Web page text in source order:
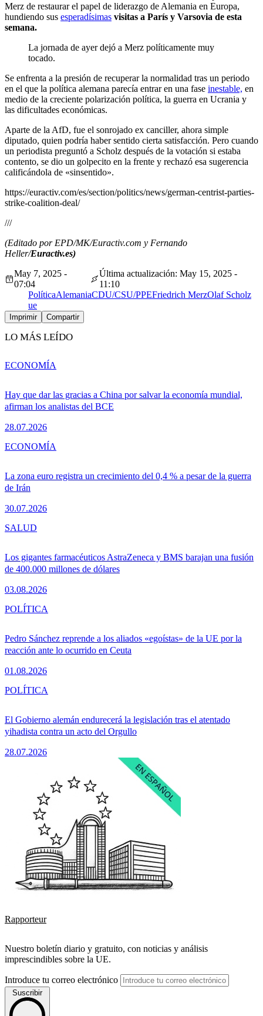
Merz de restaurar el papel de liderazgo de Alemania en Europa,
hundiendo sus esperadísimas visitas a París y Varsovia de esta
semana.
La jornada de ayer dejó a Merz políticamente muy
tocado.
Se enfrenta a la presión de recuperar la normalidad tras un periodo
en el que la política alemana parecía entrar en una fase inestable, en
medio de la creciente polarización política, la guerra en Ucrania y
las dificultades económicas.
Aparte de la AfD, fue el sonrojado ex canciller, ahora simple
diputado, quien podría haber sentido cierta satisfacción. Pero cuando
un periodista preguntó a Scholz después de la votación si estaba
contento, se dio un golpecito en la frente y rechazó esa sugerencia
calificándola de «sinsentido».
https://euractiv.com/es/section/politics/news/german-centrist-parties-
strike-coalition-deal/
///
(Editado por EPD/MK/Euractiv.com y Fernando
Heller/Euractiv.es)
May 7, 2025 -
07:04
Última actualización: May 15, 2025 -
11:10
PolíticaAlemaniaCDU/CSU/PPEFriedrich MerzOlaf Scholz
ue
Imprimir Compartir
LO MÁS LEÍDO
Hay que dar las gracias a China por salvar la economía mundial,
afirman los analistas del BCE
28.07.2026
ECONOMÍA
La zona euro registra un crecimiento del 0,4 % a pesar de la guerra
de Irán
30.07.2026
ECONOMÍA
Los gigantes farmacéuticos AstraZeneca y BMS barajan una fusión
de 400.000 millones de dólares
03.08.2026
SALUD
Pedro Sánchez reprende a los aliados «egoístas» de la UE por la
reacción ante lo ocurrido en Ceuta
01.08.2026
POLÍTICA
El Gobierno alemán endurecerá la legislación tras el atentado
yihadista contra un acto del Orgullo
28.07.2026
POLÍTICA
Rapporteur
Nuestro boletín diario y gratuito, con noticias y análisis
imprescindibles sobre la UE.
Introduce tu correo electrónico
Suscribir